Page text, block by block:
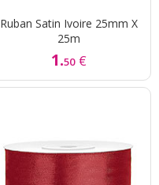
Ruban Satin Ivoire 25mm X
25m
1.50 €